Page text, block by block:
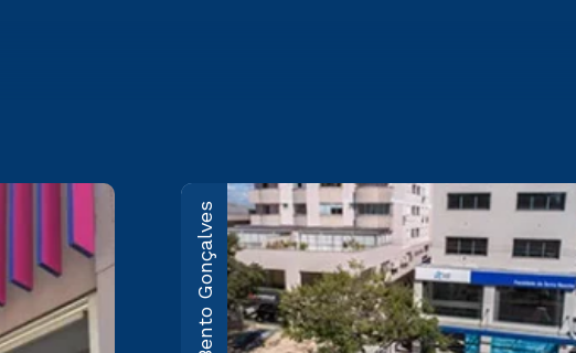
Caxias do Sul
Rua Marechal Floriano, 1229 -
Saiba mais
Bento Gonçalves